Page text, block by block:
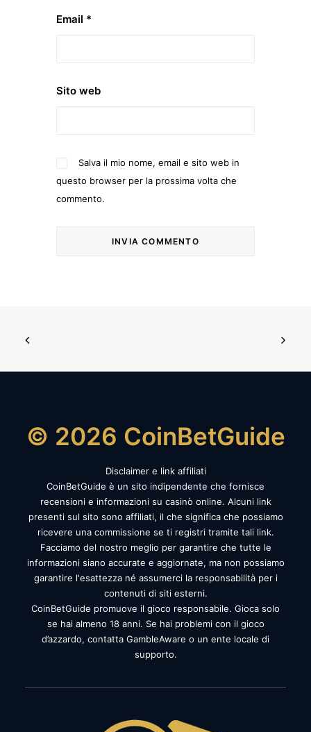
Email *
Sito web
Salva il mio nome, email e sito web in
questo browser per la prossima volta che
commento.
© 2026 CoinBetGuide
Disclaimer e link affiliati
CoinBetGuide è un sito indipendente che fornisce
recensioni e informazioni su casinò online. Alcuni link
presenti sul sito sono affiliati, il che significa che possiamo
ricevere una commissione se ti registri tramite tali link.
Facciamo del nostro meglio per garantire che tutte le
informazioni siano accurate e aggiornate, ma non possiamo
garantire l'esattezza né assumerci la responsabilità per i
contenuti di siti esterni.
CoinBetGuide promuove il gioco responsabile. Gioca solo
se hai almeno 18 anni. Se hai problemi con il gioco
d’azzardo, contatta GambleAware o un ente locale di
supporto.